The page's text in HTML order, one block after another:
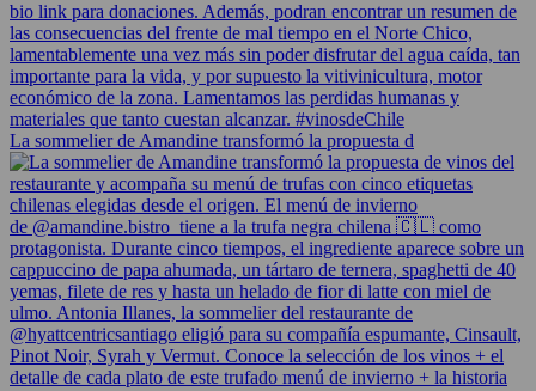
La sommelier de Amandine transformó la propuesta d